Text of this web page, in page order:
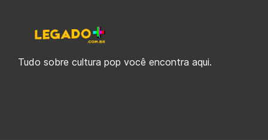
Tudo sobre cultura pop você encontra aqui.